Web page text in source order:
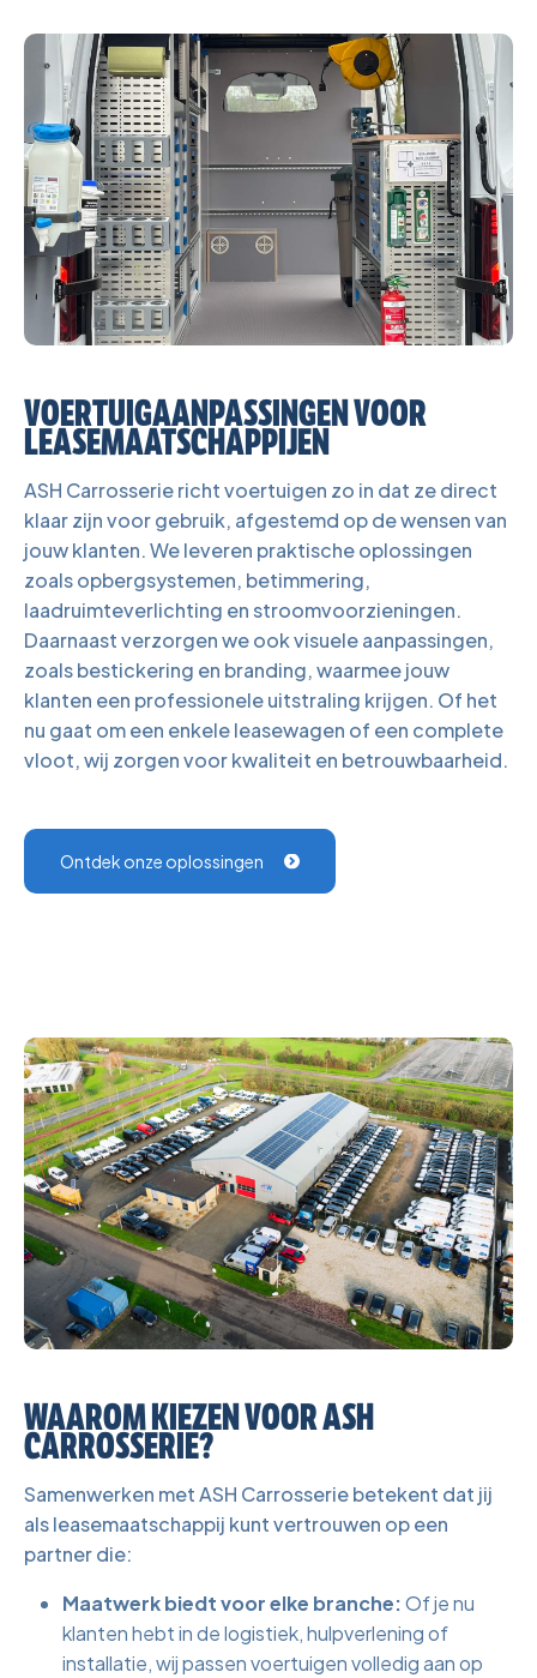
VOERTUIGAANPASSINGEN VOOR
LEASEMAATSCHAPPIJEN
ASH Carrosserie richt voertuigen zo in dat ze direct
klaar zijn voor gebruik, afgestemd op de wensen van
jouw klanten. We leveren praktische oplossingen
zoals opbergsystemen, betimmering,
laadruimteverlichting en stroomvoorzieningen.
Daarnaast verzorgen we ook visuele aanpassingen,
zoals bestickering en branding, waarmee jouw
klanten een professionele uitstraling krijgen. Of het
nu gaat om een enkele leasewagen of een complete
vloot, wij zorgen voor kwaliteit en betrouwbaarheid.
Ontdek onze oplossingen
WAAROM KIEZEN VOOR ASH
CARROSSERIE?
Samenwerken met ASH Carrosserie betekent dat jij
als leasemaatschappij kunt vertrouwen op een
partner die:
Maatwerk biedt voor elke branche:Of je nu
klanten hebt in de logistiek, hulpverlening of
installatie, wij passen voertuigen volledig aan op